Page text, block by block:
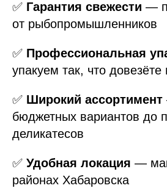
✅ Гарантия свежести —
от рыбопромышленников
✅ Профессиональная
упакуем так, что довезёте
✅ Широкий ассортимент
бюджетных вариантов до
деликатесов
✅ Удобная локация —
районах Хабаровска